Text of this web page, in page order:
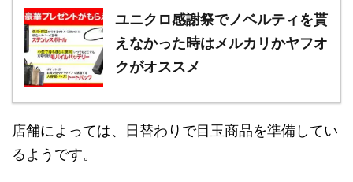
ユニクロ感謝祭でノベルティを貰
えなかった時はメルカリかヤフオ
クがオススメ
店舗によっては、日替わりで目玉商品を準備してい
るようです。